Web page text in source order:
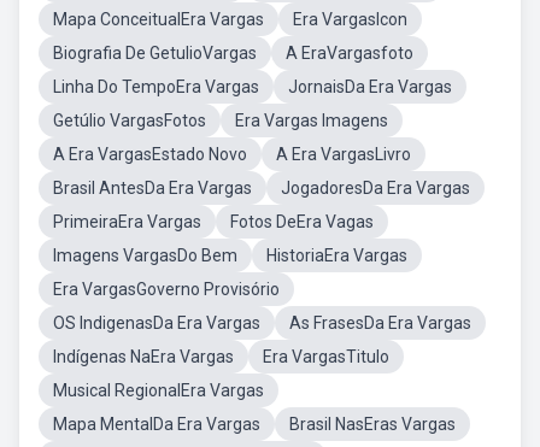
Mapa ConceitualEra Vargas
Era VargasIcon
Biografia De GetulioVargas
A EraVargasfoto
Linha Do TempoEra Vargas
JornaisDa Era Vargas
Getúlio VargasFotos
Era Vargas Imagens
A Era VargasEstado Novo
A Era VargasLivro
Brasil AntesDa Era Vargas
JogadoresDa Era Vargas
PrimeiraEra Vargas
Fotos DeEra Vagas
Imagens VargasDo Bem
HistoriaEra Vargas
Era VargasGoverno Provisório
OS IndigenasDa Era Vargas
As FrasesDa Era Vargas
Indígenas NaEra Vargas
Era VargasTitulo
Musical RegionalEra Vargas
Mapa MentalDa Era Vargas
Brasil NasEras Vargas